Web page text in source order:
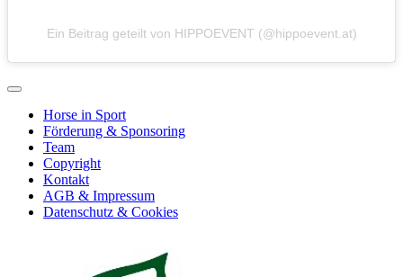
Ein Beitrag geteilt von HIPPOEVENT (@hippoevent.at)
Horse in Sport
Förderung & Sponsoring
Team
Copyright
Kontakt
AGB & Impressum
Datenschutz & Cookies